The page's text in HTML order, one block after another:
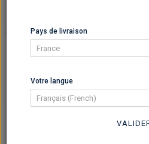
Er zijn 9 producten.
SORTEREN
Pays de livraison
Votre langue